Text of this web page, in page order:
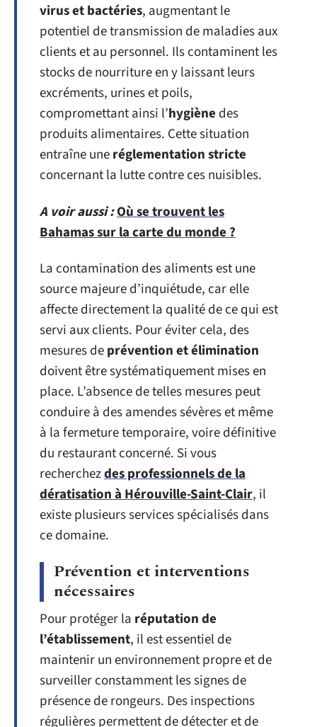
virus et bactéries, augmentant le
potentiel de transmission de maladies aux
clients et au personnel. Ils contaminent les
stocks de nourriture en y laissant leurs
excréments, urines et poils,
compromettant ainsi l’hygiène des
produits alimentaires. Cette situation
entraîne uneréglementation stricte
concernant la lutte contre ces nuisibles.
A voir aussi :Où se trouvent les
Bahamas sur la carte du monde ?
La contamination des aliments est une
source majeure d’inquiétude, car elle
affecte directement la qualité de ce qui est
servi aux clients. Pour éviter cela, des
mesures deprévention et élimination
doivent être systématiquement mises en
place. L’absence de telles mesures peut
conduire à des amendes sévères et même
à la fermeture temporaire, voire définitive
du restaurant concerné. Si vous
recherchezdes professionnels de la
dératisation à Hérouville-Saint-Clair, il
existe plusieurs services spécialisés dans
ce domaine.
Prévention et interventions
nécessaires
Pour protéger la réputation de
l’établissement, il est essentiel de
maintenir un environnement propre et de
surveiller constamment les signes de
présence de rongeurs. Des inspections
régulières permettent de détecter et de